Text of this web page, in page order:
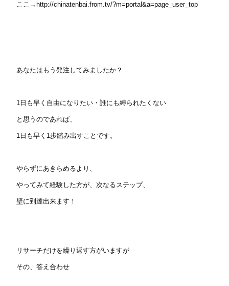
ここ→http://chinatenbai.from.tv/?m=portal&a=page_user_top
あなたはもう発注してみましたか？
1日も早く自由になりたい・誰にも縛られたくない
と思うのであれば、
1日も早く1歩踏み出すことです。
やらずにあきらめるより、
やってみて経験した方が、次なるステップ、
壁に到達出来ます！
リサーチだけを繰り返す方がいますが
その、答え合わせ